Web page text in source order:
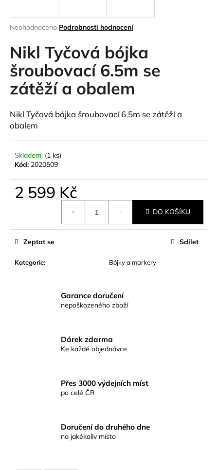
Průměrné
produktu
je
0,0
z
hvězdiček.
Neohodnoceno Podrobnosti hodnocení
Nikl Tyčová bójka
šroubovací 6.5m se
zátěží a obalem
Nikl Tyčová bójka šroubovací 6.5m se zátěží a
obalem
Skladem (1 ks)
Kód: 2020509
2 599 Kč
DO KOŠÍKU
Kategorie: Bójky a markery
Zeptat se Sdílet
Garance doručení
nepoškozeného zboží
Dárek zdarma
Ke každé objednávce
Přes 3000 výdejních míst
po celé ČR
Doručení do druhého dne
na jakékoliv místo
j
t
?
HLEDAT
D
o
p
u
m